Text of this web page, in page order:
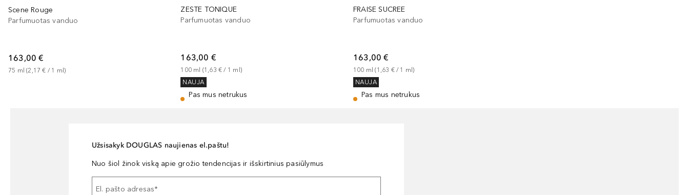
Scene Rouge
Parfumuotas vanduo
163,00 €
75 ml (2,17 € / 1 ml)
ZESTE TONIQUE
Parfumuotas vanduo
163,00 €
100 ml (1,63 € / 1 ml )
NAUJA
Pas mus netrukus
FRAISE SUCREE
Parfumuotas vanduo
163,00 €
100 ml (1,63 € / 1 ml)
NAUJA
Pas mus netrukus
Užsisakyk DOUGLAS naujienas el.paštu!
Nuo šiol žinok viską apie grožio tendencijas ir išskirtinius pasiūlymus
El. pašto adresas*